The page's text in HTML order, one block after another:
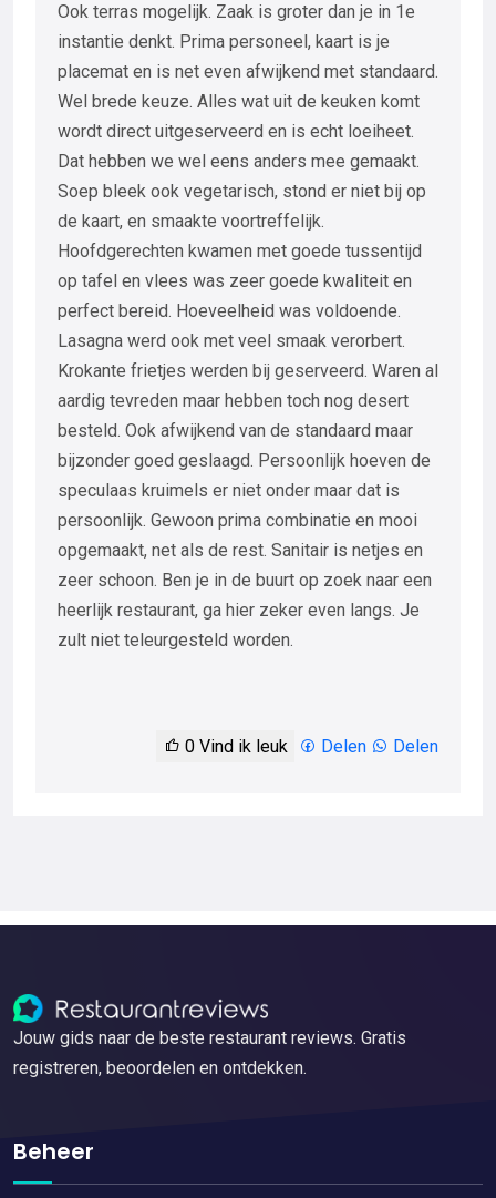
Ook terras mogelijk. Zaak is groter dan je in 1e
instantie denkt. Prima personeel, kaart is je
placemat en is net even afwijkend met standaard.
Wel brede keuze. Alles wat uit de keuken komt
wordt direct uitgeserveerd en is echt loeiheet.
Dat hebben we wel eens anders mee gemaakt.
Soep bleek ook vegetarisch, stond er niet bij op
de kaart, en smaakte voortreffelijk.
Hoofdgerechten kwamen met goede tussentijd
op tafel en vlees was zeer goede kwaliteit en
perfect bereid. Hoeveelheid was voldoende.
Lasagna werd ook met veel smaak verorbert.
Krokante frietjes werden bij geserveerd. Waren al
aardig tevreden maar hebben toch nog desert
besteld. Ook afwijkend van de standaard maar
bijzonder goed geslaagd. Persoonlijk hoeven de
speculaas kruimels er niet onder maar dat is
persoonlijk. Gewoon prima combinatie en mooi
opgemaakt, net als de rest. Sanitair is netjes en
zeer schoon. Ben je in de buurt op zoek naar een
heerlijk restaurant, ga hier zeker even langs. Je
zult niet teleurgesteld worden.
0 Vind ik leuk Delen Delen
Jouw gids naar de beste restaurant reviews. Gratis
registreren, beoordelen en ontdekken.
Beheer